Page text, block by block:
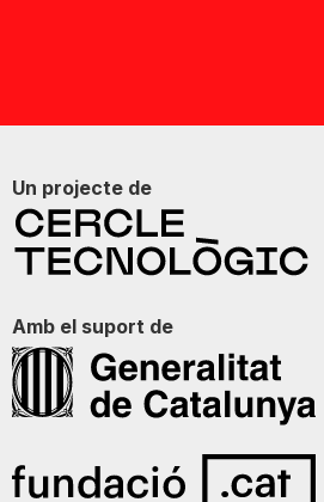
Un projecte de
Amb el suport de